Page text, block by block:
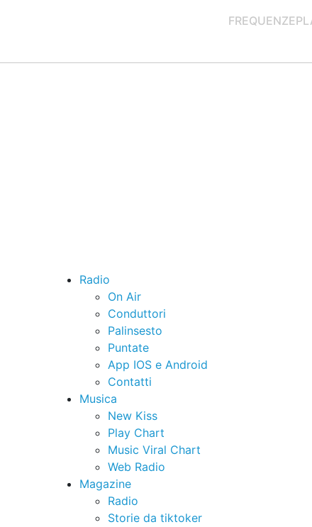
FREQUENZE
Radio
On Air
Conduttori
Palinsesto
Puntate
App IOS e Android
Contatti
Musica
New Kiss
Play Chart
Music Viral Chart
Web Radio
Magazine
Radio
Storie da tiktoker